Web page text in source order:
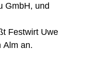
GmbH, und
Festwirt Uwe
Alm an.